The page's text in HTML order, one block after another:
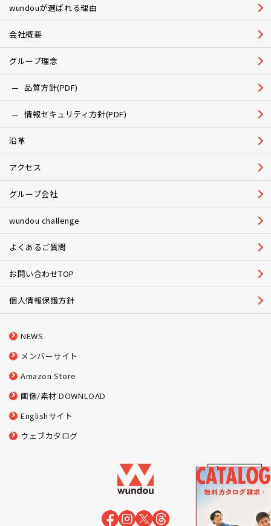
wundouが選ばれる理由
会社概要
グループ理念
品質方針(PDF)
情報セキュリティ方針(PDF)
沿革
アクセス
グループ会社
wundou challenge
よくあるご質問
お問い合わせTOP
個人情報保護方針
NEWS
メンバーサイト
Amazon Store
画像/素材 DOWNLOAD
Englishサイト
ウェブカタログ